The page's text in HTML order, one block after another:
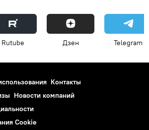
Rutube Дзен Telegram
Контакты
Новости компаний
Cookie